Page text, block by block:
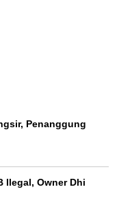
Penanggung
Ilegal, Owner Dhi